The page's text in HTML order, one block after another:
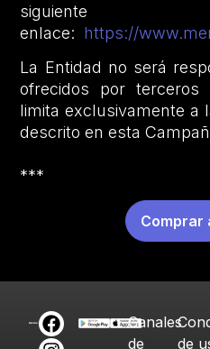
siguiente
enlace: https://
La Entidad no será
ofrecidos por
limita exclusivamente a
descrito en esta
***
Comprar
Canales
de
de